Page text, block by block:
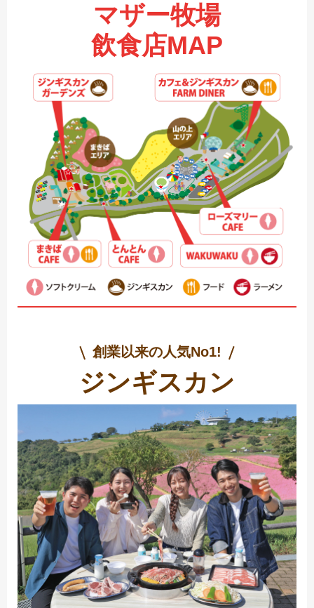
マザー牧場
飲食店MAP
創業以来の人気No1!
ジンギスカン